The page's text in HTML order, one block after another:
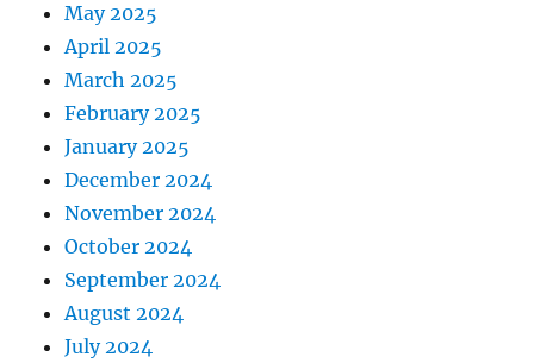
May 2025
April 2025
March 2025
February 2025
January 2025
December 2024
November 2024
October 2024
September 2024
August 2024
July 2024